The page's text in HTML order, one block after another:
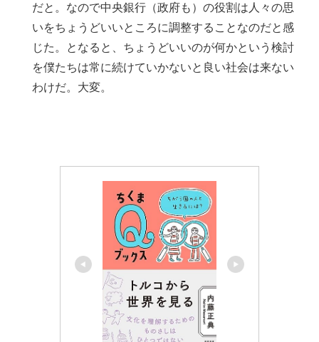
だと。なので中央銀行（政府も）の役割は人々の思
いをちょうどいいところに調整することなのだと感
じた。となると、ちょうどいいのが何かという検討
を僕たちは常に続けていかないと良い社会は来ない
わけだ。大変。